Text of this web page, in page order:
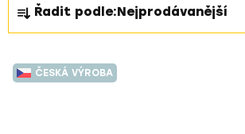
a
z
e
n
Řadit podle:Nejprodávanější
V
ý
ČESKÁ VÝROBA